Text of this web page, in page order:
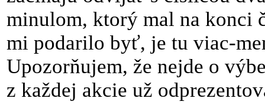
minulom, ktorý mal na konci
mi podarilo byť, je tu viac-
Upozorňujem, že nejde o
z každej akcie už